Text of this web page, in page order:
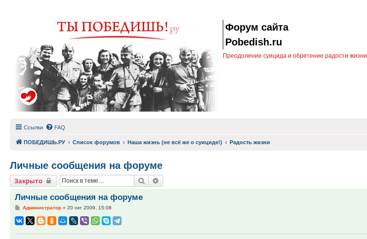
Форум сайта
Pobedish.ru
Преодоление суицида и обретение радости жизни
Ссылки FAQ
ПОБЕДИШЬ.РУ Список форумов Наша жизнь (не всё же о суициде!) Радость жизни
Личные сообщения на форуме
Закрыто Поиск
Личные сообщения на форуме
Сообщение
Администратор» 20 окт 2009, 15:08